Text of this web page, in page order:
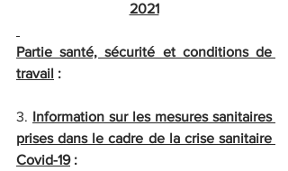
2021
Partie santé, sécurité et conditions de
travail :
3. Information sur les mesures sanitaires
prises dans le cadre de la crise sanitaire
Covid-19 :